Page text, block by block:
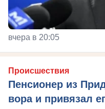
вчера в 20:05
Происшествия
Пенсионер из
вора и привязал